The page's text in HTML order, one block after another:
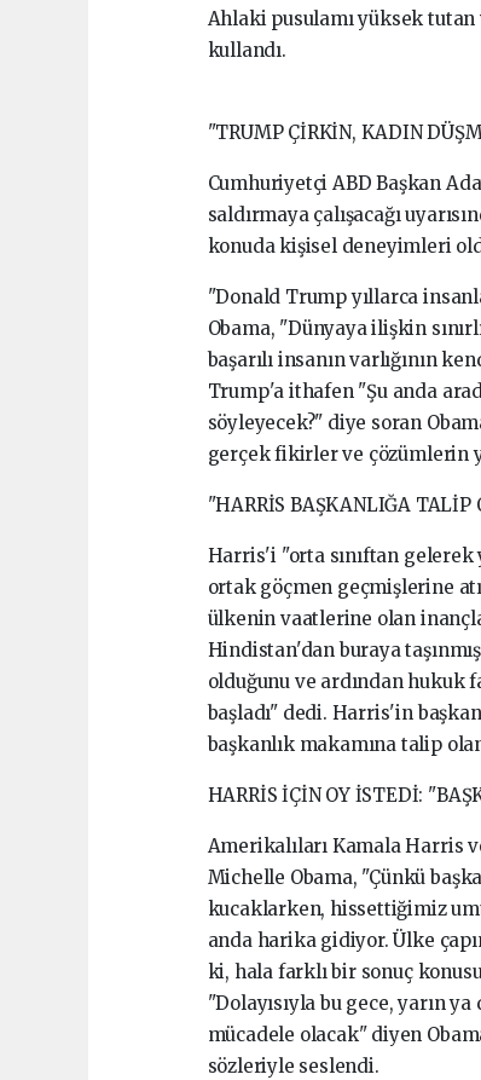
Ahlaki pusulamı yüksek
kullandı.
"TRUMP ÇİRKİN, KADIN
Cumhuriyetçi ABD Başkan
saldırmaya çalışacağı
konuda kişisel deneyimleri
"Donald Trump yıllarca
Obama, "Dünyaya ilişkin
başarılı insanın varlığının
Trump'a ithafen "Şu anda
söyleyecek?" diye soran
gerçek fikirler ve çözümlerin
"HARRİS BAŞKANLIĞA
Harris'i "orta sınıftan
ortak göçmen geçmişlerine
ülkenin vaatlerine olan
Hindistan'dan buraya
olduğunu ve ardından hukuk
başladı" dedi. Harris'in
başkanlık makamına talip
HARRİS İÇİN OY İSTEDİ:
Amerikalıları Kamala Harris
Michelle Obama, "Çünkü
kucaklarken, hissettiğimiz
anda harika gidiyor. Ülke
ki, hala farklı bir sonuç
"Dolayısıyla bu gece, yarın
mücadele olacak" diyen
sözleriyle seslendi.